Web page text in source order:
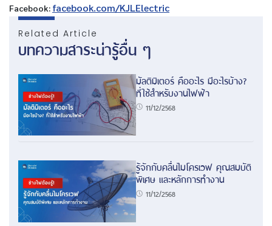
Facebook: facebook.com/KJLElectric
Related Article
บทความสาระน่ารู้อื่น ๆ
มัลติมิเตอร์ คืออะไร มีอะไรบ้าง?
ที่ใช้สำหรับงานไฟฟ้า
11/12/2568
รู้จักกับคลื่นไมโครเวฟ คุณสมบัติ
พิเศษ และหลักการทำงาน
11/12/2568